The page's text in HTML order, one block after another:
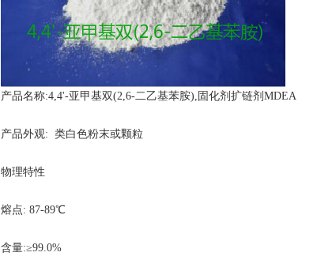
产品名称:4,4'-亚甲基双(2,6-二乙基苯胺),固化剂扩链剂MDEA
产品外观: 类白色粉末或颗粒
物理特性
熔点: 87-89℃
含量:≥99.0%